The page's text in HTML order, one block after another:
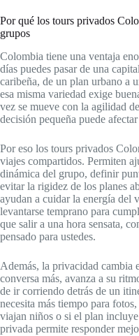
Por qué los tours privados
grupos
Colombia tiene una ventaja
días puedes pasar de una
caribeña, de un plan urbano a
esa misma variedad exige
vez se mueve con la agilidad
decisión pequeña puede
Por eso los tours privados
viajes compartidos. Permiten
dinámica del grupo, definir
evitar la rigidez de los planes
ayudan a cuidar la energía del
levantarse temprano para
que salir a una hora sensata,
pensado para ustedes.
Además, la privacidad cambia
conversa más, avanza a su
de ir corriendo detrás de un
necesita más tiempo para
viajan niños o si el plan
privada permite responder